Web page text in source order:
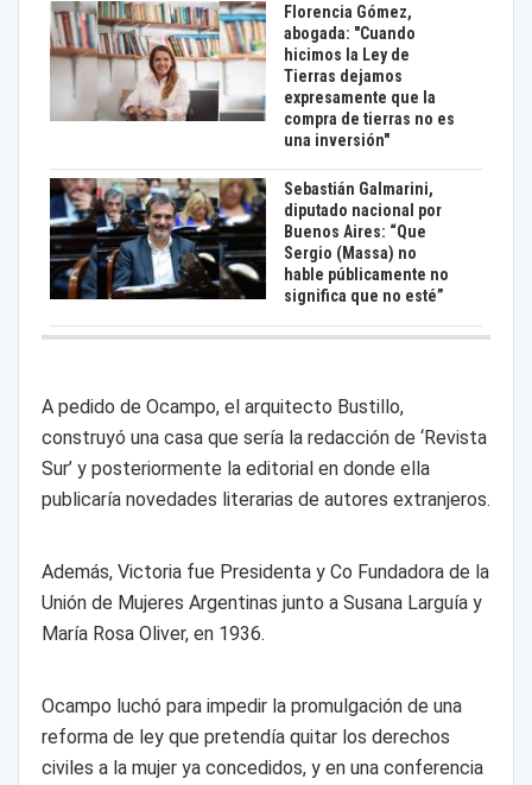
Florencia Gómez,
abogada: "Cuando
hicimos la Ley de
Tierras dejamos
expresamente que la
compra de tierras no es
una inversión"
Sebastián Galmarini,
diputado nacional por
Buenos Aires: “Que
Sergio (Massa) no
hable públicamente no
significa que no esté”
A pedido de Ocampo, el arquitecto Bustillo,
construyó una casa que sería la redacción de ‘Revista
Sur’ y posteriormente la editorial en donde ella
publicaría novedades literarias de autores extranjeros.
Además, Victoria fue Presidenta y Co Fundadora de la
Unión de Mujeres Argentinas junto a Susana Larguía y
María Rosa Oliver, en 1936.
Ocampo luchó para impedir la promulgación de una
reforma de ley que pretendía quitar los derechos
civiles a la mujer ya concedidos, y en una conferencia